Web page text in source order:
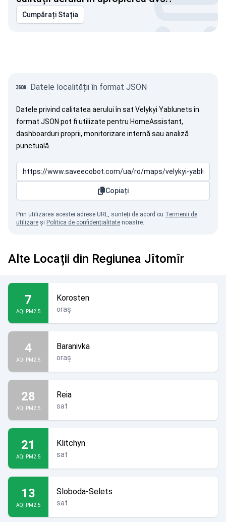
Cumpărați Stația
Datele localității în format JSON
Datele privind calitatea aerului în sat Velykyi Yablunets în
format JSON pot fi utilizate pentru HomeAssistant,
dashboarduri proprii, monitorizare internă sau analiză
punctuală.
Copiați
Prin utilizarea acestei adrese URL, sunteți de acord cu Termenii de
utilizare și Politica de confidențialitate noastre.
Alte Locații din Regiunea Jîtomîr
7
AQI PM2.5
Korosten
oraș
4
AQI PM2.5
Baranivka
oraș
28
AQI PM2.5
Reia
sat
21
AQI PM2.5
Klitchyn
sat
13
AQI PM2.5
Sloboda-Selets
sat